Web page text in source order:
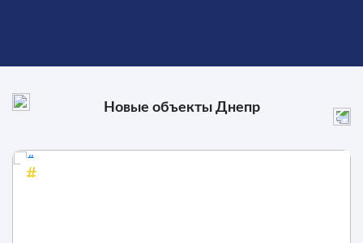
Новые объекты Днепр